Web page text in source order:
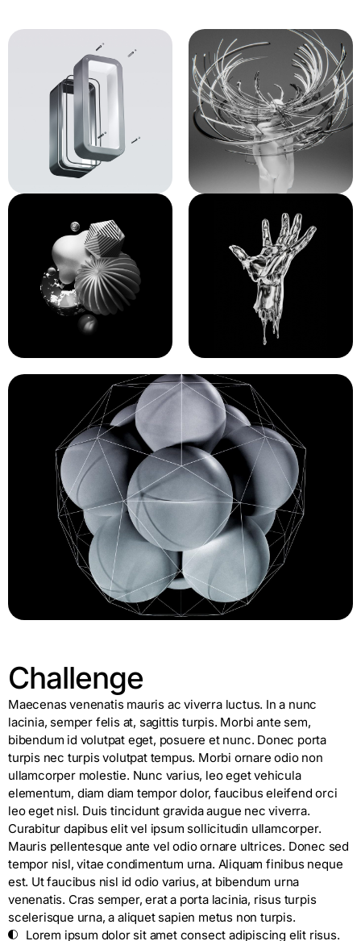
Challenge
Maecenas venenatis mauris ac viverra luctus. In a nunc
lacinia, semper felis at, sagittis turpis. Morbi ante sem,
bibendum id volutpat eget, posuere et nunc. Donec porta
turpis nec turpis volutpat tempus. Morbi ornare odio non
ullamcorper molestie. Nunc varius, leo eget vehicula
elementum, diam diam tempor dolor, faucibus eleifend orci
leo eget nisl. Duis tincidunt gravida augue nec viverra.
Curabitur dapibus elit vel ipsum sollicitudin ullamcorper.
Mauris pellentesque ante vel odio ornare ultrices. Donec sed
tempor nisl, vitae condimentum urna. Aliquam finibus neque
est. Ut faucibus nisl id odio varius, at bibendum urna
venenatis. Cras semper, erat a porta lacinia, risus turpis
scelerisque urna, a aliquet sapien metus non turpis.
Lorem ipsum dolor sit amet consect adipiscing elit risus.